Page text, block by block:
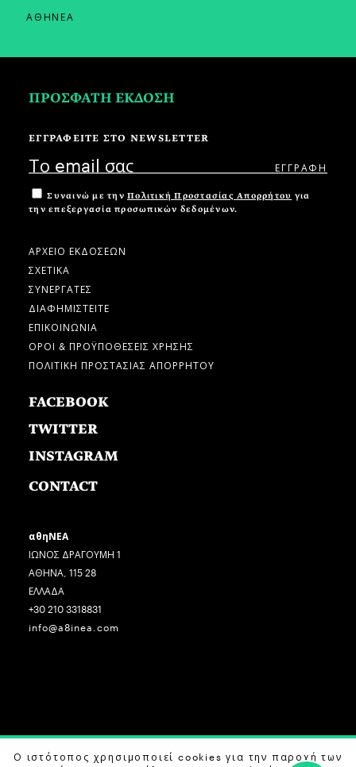
ΑΘΗΝΕΑ
ΠΡΟΣΦΑΤΗ ΕΚΔΟΣΗ
ΕΓΓΡΑΦΕΙΤΕ ΣΤΟ NEWSLETTER
Συναινώ με την Πολιτική Προστασίας Απορρήτου για
την επεξεργασία προσωπικών δεδομένων.
ΑΡΧΕΙΟ ΕΚΔΟΣΕΩΝ
ΣΧΕΤΙΚΑ
ΣΥΝΕΡΓΑΤΕΣ
ΔΙΑΦΗΜΙΣΤΕΙΤΕ
ΕΠΙΚΟΙΝΩΝΙΑ
ΟΡΟΙ & ΠΡΟΫΠΟΘΕΣΕΙΣ ΧΡΗΣΗΣ
ΠΟΛΙΤΙΚΗ ΠΡΟΣΤΑΣΙΑΣ ΑΠΟΡΡΗΤΟΥ
FACEBOOK
TWITTER
INSTAGRAM
CONTACT
αθηΝΕΑ
ΙΩΝΟΣ ΔΡΑΓΟΥΜΗ 1
ΑΘΗΝΑ, 115 28
ΕΛΛΑΔΑ
+30 210 3318831
info@a8inea.com
COPYRIGHT © 2026 αθηΝΕΑ, ALL RIGHTS RESERVED.
Ο ιστότοπος χρησιμοποιεί cookies για την παροχή των